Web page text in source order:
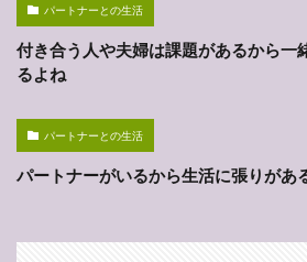
パートナーとの生活
付き合う人や夫婦は課題があるから一
るよね
パートナーとの生活
パートナーがいるから生活に張りがあ